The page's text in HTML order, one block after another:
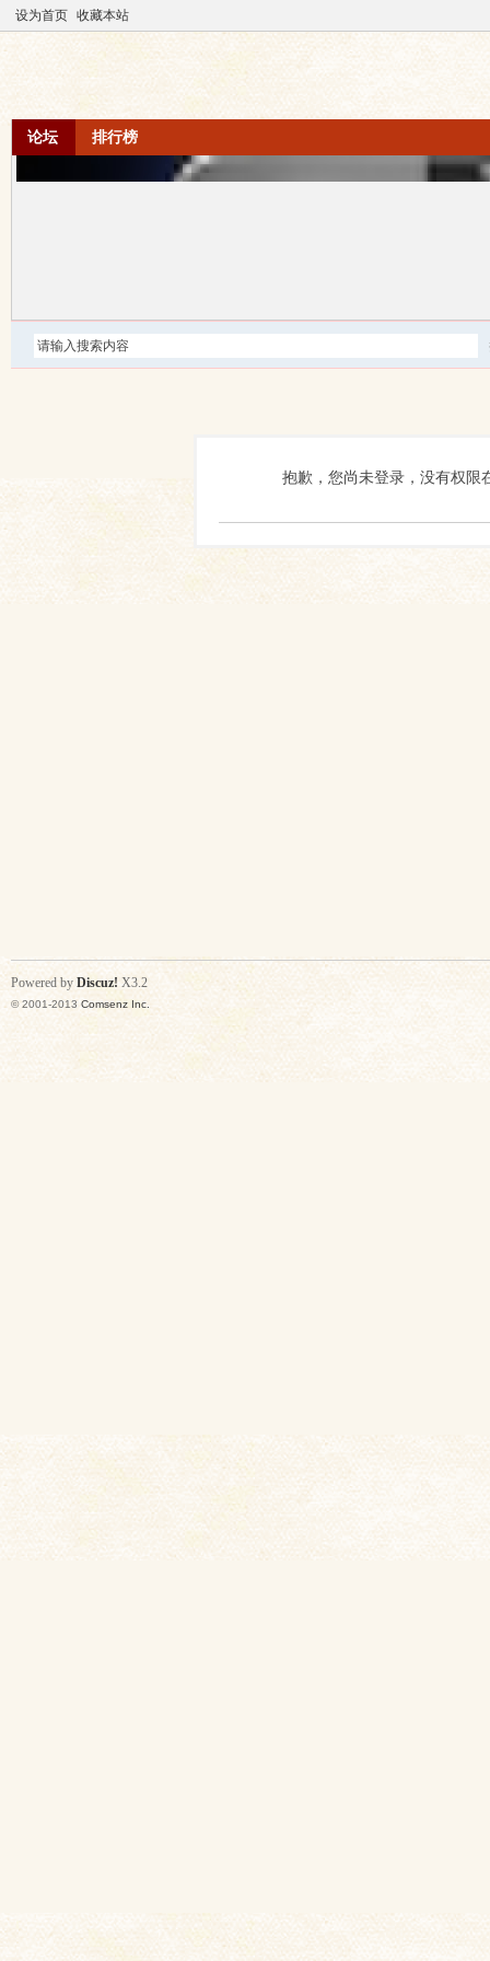
设为首页 收藏本站
论坛 排行榜
抱歉，您尚未登录，没有权限
Powered by Discuz! X3.2
© 2001-2013Comsenz Inc.